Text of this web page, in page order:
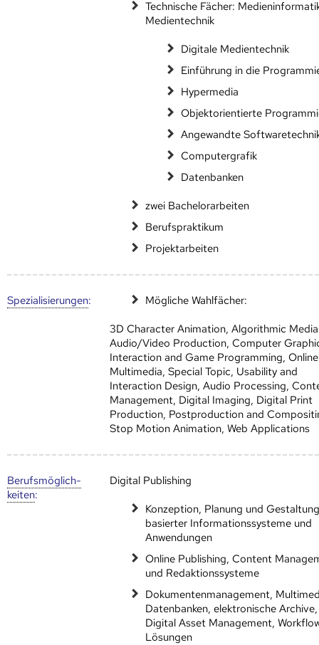
Technische Fächer:
Medientechnik
Digitale Medientechnik
Einführung in die
Hypermedia
Objektorientierte
Angewandte
Computergrafik
Datenbanken
zwei Bachelorarbeiten
Berufspraktikum
Projektarbeiten
Speziali­sierungen:
Mögliche Wahlfächer:
3D Character Animation, Algorithmic
Audio/Video Production, Computer
Interaction and Game Programming, Online
Multimedia, Special Topic, Usability and
Interaction Design, Audio Processing,
Management, Digital Imaging, Digital Print
Production, Postproduction and
Stop Motion Animation, Web Applications
Berufs­möglich­
keiten:
Digital Publishing
Konzeption, Planung und
basierter Informationssysteme und
Anwendungen
Online Publishing, Content
und Redaktionssysteme
Dokumentenmanagement,
Datenbanken, elektronische Archive,
Digital Asset Management,
Lösungen